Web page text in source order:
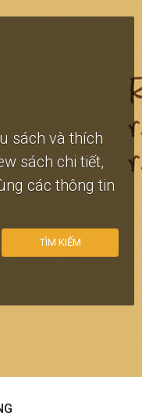
sách và thích
sách chi tiết,
các thông tin
TÌM KIẾM